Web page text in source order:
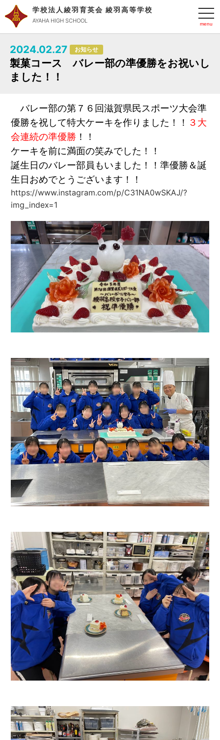
t
o
g
g
v
i
n
学校法人綾羽育英会 綾羽高等学校
AYAHA HIGH SCHOOL
2024.02.27 お知らせ
製菓コース バレー部の準優勝をお祝いし
ました！！
バレー部の第７６回滋賀県民スポーツ大会準
優勝を祝して特大ケーキを作りました！！ ３大
会連続の準優勝 ！！
ケーキを前に満面の笑みでした！！
誕生日のバレー部員もいました！！準優勝＆誕
生日おめでとうございます！！
https://www.instagram.com/p/C31NA0wSKAJ/?
img_index=1